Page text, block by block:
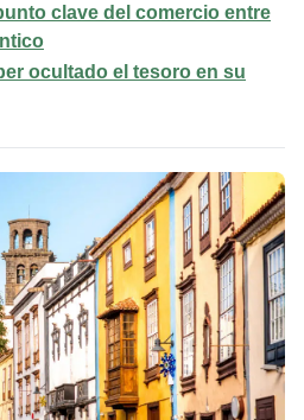
clave del comercio entre
ocultado el tesoro en su